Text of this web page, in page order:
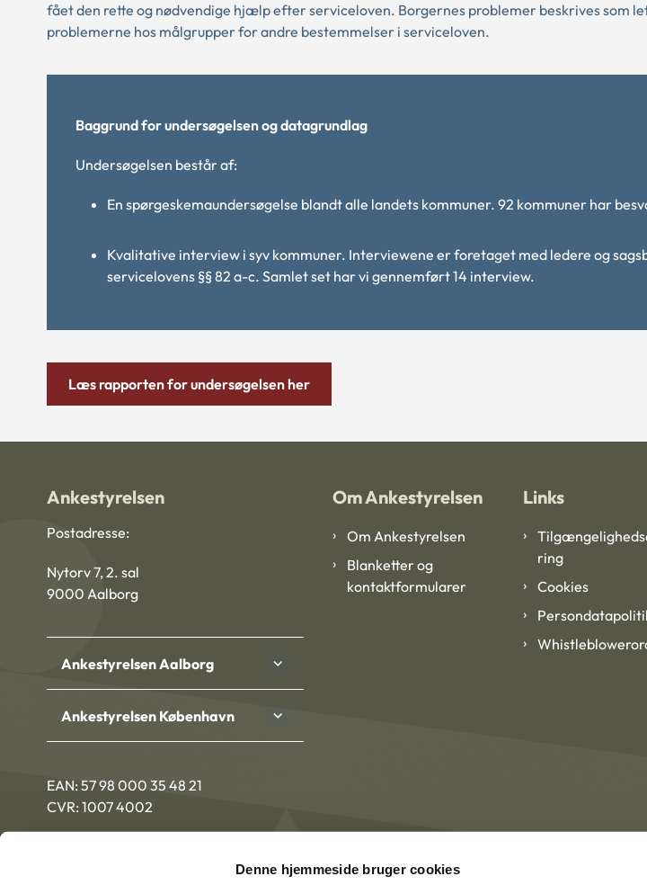
Denne hjemmeside bruger cookies
fået den rette og nødvendige hjælp efter serviceloven. Borgernes problemer beskrives som
problemerne hos målgrupper for andre bestemmelser i serviceloven.
Baggrund for undersøgelsen og datagrundlag
Undersøgelsen består af:
En spørgeskemaundersøgelse blandt alle landets kommuner. 92 kommuner har
Kvalitative interview i syv kommuner. Interviewene er foretaget med ledere og
servicelovens §§ 82 a-c. Samlet set har vi gennemført 14 interview.
Læs rapporten for undersøgelsen her
Ankestyrelsen
Postadresse:
Nytorv 7, 2. sal
9000 Aalborg
Ankestyrelsen Aalborg
Ankestyrelsen København
EAN: 57 98 000 35 48 21
CVR: 1007 4002
Om Ankestyrelsen
Om Ankestyrelsen
Blanketter og
kontaktformularer
Links
ring
Cookies